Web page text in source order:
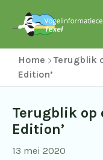
Home
Terugblik
Edition’
Terugblik op
Edition’
13 mei 2020